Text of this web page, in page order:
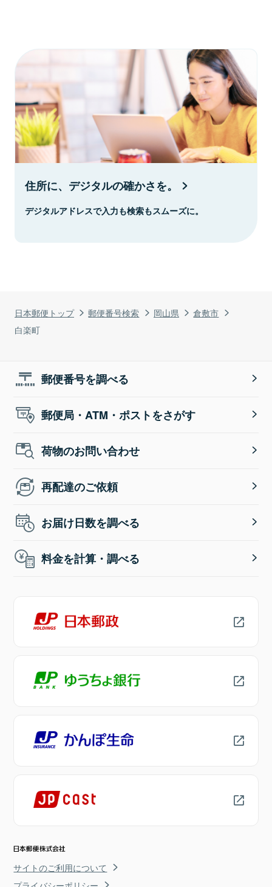
日本郵便トップ 郵便番号検索 岡山県
倉敷市
白楽町
住所に、デジタルの確かさを。
デジタルアドレスで入力も検索もスムーズに。
郵便番号を調べる
郵便局・ATM・ポストをさがす
荷物のお問い合わせ
再配達のご依頼
お届け日数を調べる
料金を計算・調べる
サイトのご利用について